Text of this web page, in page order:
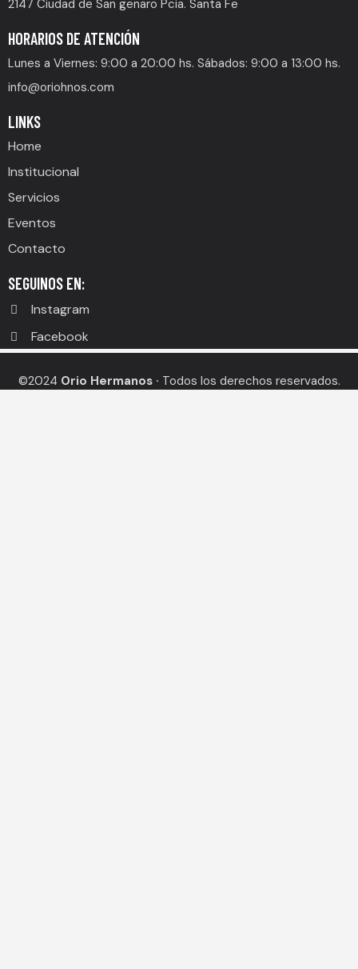
2147 Ciudad de San genaro Pcia. Santa Fe
HORARIOS DE ATENCIÓN
Lunes a Viernes: 9:00 a 20:00 hs. Sábados: 9:00 a 13:00 hs.
info@oriohnos.com
LINKS
Home
Institucional
Servicios
Eventos
Contacto
SEGUINOS EN:
Instagram
Facebook
©2024 Orio Hermanos · Todos los derechos reservados.